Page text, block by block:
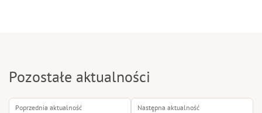
Pozostałe aktualności
Poprzednia aktualność Następna aktualność